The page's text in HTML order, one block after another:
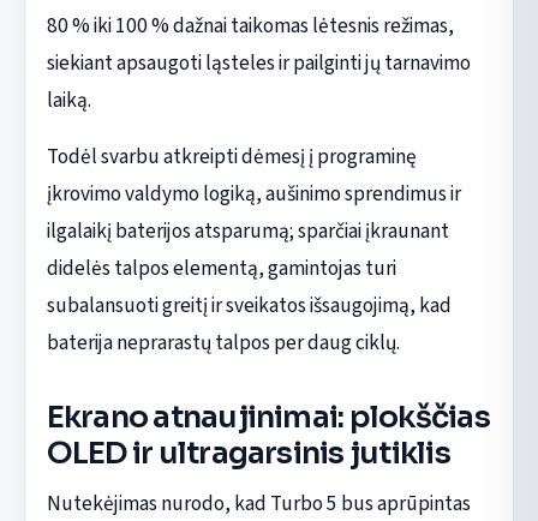
80 % iki 100 % dažnai taikomas lėtesnis režimas,
siekiant apsaugoti ląsteles ir pailginti jų tarnavimo
laiką.
Todėl svarbu atkreipti dėmesį į programinę
įkrovimo valdymo logiką, aušinimo sprendimus ir
ilgalaikį baterijos atsparumą; sparčiai įkraunant
didelės talpos elementą, gamintojas turi
subalansuoti greitį ir sveikatos išsaugojimą, kad
baterija neprarastų talpos per daug ciklų.
Ekrano atnaujinimai: plokščias
OLED ir ultragarsinis jutiklis
Nutekėjimas nurodo, kad Turbo 5 bus aprūpintas